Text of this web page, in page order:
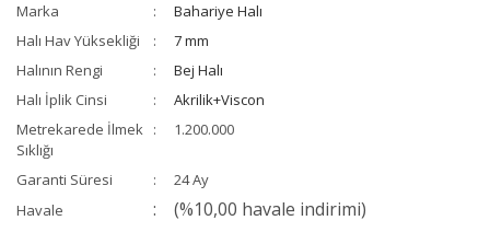
Marka
Bahariye Halı
Halı Hav Yüksekliği
7 mm
Halının Rengi
Bej Halı
Halı İplik Cinsi
Akrilik+Viscon
Metrekarede İlmek
Sıklığı
1.200.000
Garanti Süresi
24 Ay
Havale
(%10,00 havale indirimi)